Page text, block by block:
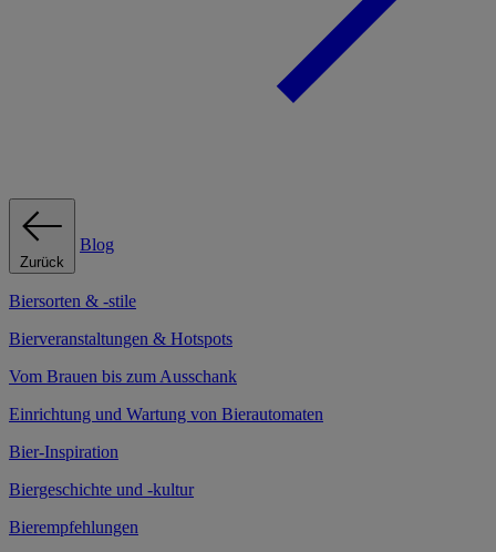
Zurück
Blog
Biersorten & -stile
Bierveranstaltungen & Hotspots
Vom Brauen bis zum Ausschank
Einrichtung und Wartung von Bierautomaten
Bier-Inspiration
Biergeschichte und -kultur
Bierempfehlungen